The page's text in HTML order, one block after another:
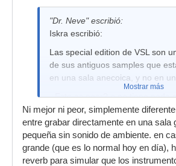
"Dr. Neve" escribió:
Iskra escribió:
Las special edition de VSL son
de sus antiguos samples que
en una sala anecoica, y no en
¿Esto es peor? o no tiene nada
Mostrar más
Ni mejor ni peor, simplemente
entre grabar directamente en una sala
pequeña sin sonido de ambiente. en
grande (que es lo normal hoy en día),
reverb para simular que los